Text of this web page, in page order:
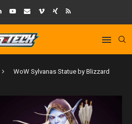
WoW Sylvanas Statue by Blizzard